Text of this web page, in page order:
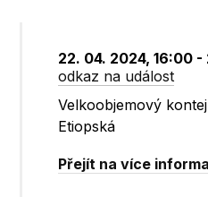
22. 04. 2024, 16:00
odkaz na událost
Velkoobjemový
Etiopská
Přejít na více